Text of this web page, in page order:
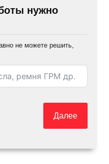
нужно
не можете решить,
Далее